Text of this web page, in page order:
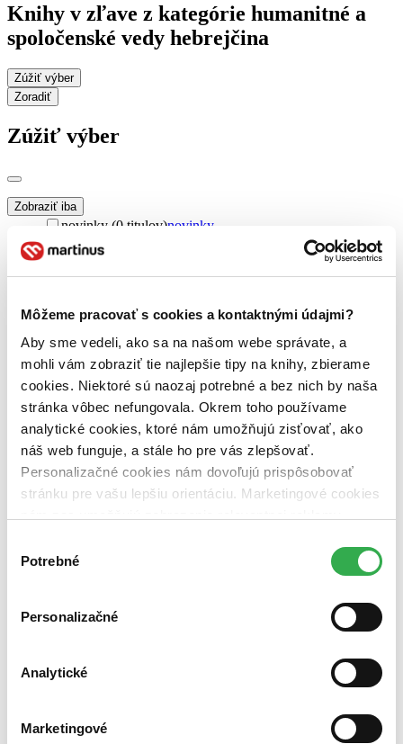
Môžeme pracovať s cookies a kontaktnými údajmi?
Aby sme vedeli, ako sa na našom webe správate, a
mohli vám zobraziť tie najlepšie tipy na knihy, zbierame
cookies. Niektoré sú naozaj potrebné a bez nich by naša
stránka vôbec nefungovala. Okrem toho používame
analytické cookies, ktoré nám umožňujú zisťovať, ako
náš web funguje, a stále ho pre vás zlepšovať.
Personalizačné cookies nám dovoľujú prispôsobovať
stránku pre vašu lepšiu orientáciu. Marketingové cookies
nám pomohlo, keby sme mohli používať všetky tieto
súhlasu
Potrebné
Personalizačné
Analytické
Marketingové
Knihy v zľave z kategórie humanitné a
spoločenské vedy hebrejčina
Zúžiť výber
Zoradiť
Zúžiť výber
Zobraziť iba
novinky (0 titulov)novinky
zľavnené tituly (0 titulov)
Dostupnosť
predpredaj (0 titulov)predpredaj
dostupná (bez vypredaných) (0 titulov)dostupná (bez
vypredaných)
nová (0 titulov)nová
čítaná (0 titulov)čítaná
čítaná - výborný stav (0 titulov)čítaná - výborný stav
čítaná - mierne opotrebovaná (0 titulov)čítaná - mierne
opotrebovaná
čítané verzie vypredaných kníh (0 titulov)čítané verzie
vypredaných kníh
Bestsellery
Najdrahšie